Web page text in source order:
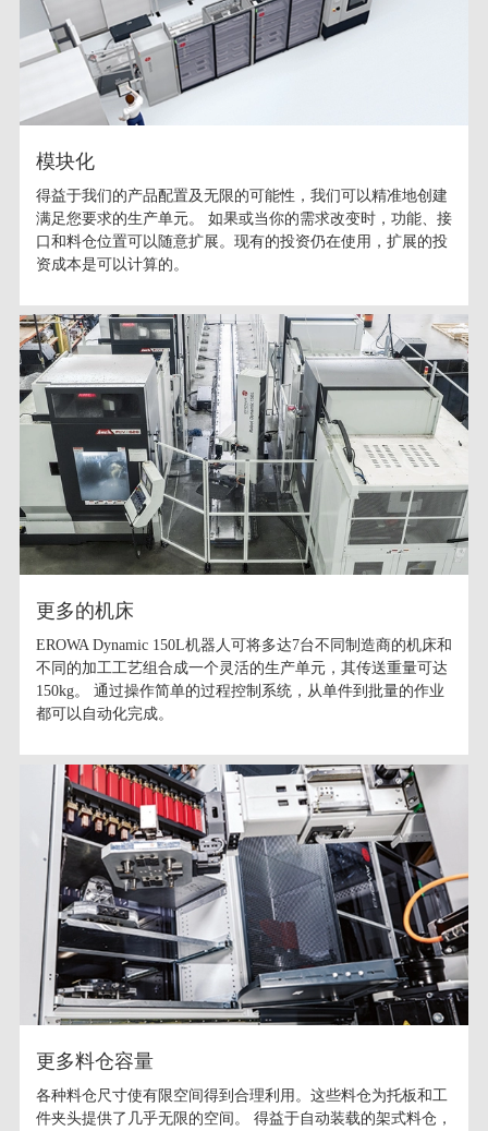
模块化
得益于我们的产品配置及无限的可能性，我们可以精准地创建
满足您要求的生产单元。 如果或当你的需求改变时，功能、接
口和料仓位置可以随意扩展。现有的投资仍在使用，扩展的投
资成本是可以计算的。
更多的机床
EROWA Dynamic 150L机器人可将多达7台不同制造商的机床和
不同的加工工艺组合成一个灵活的生产单元，其传送重量可达
150kg。 通过操作简单的过程控制系统，从单件到批量的作业
都可以自动化完成。
更多料仓容量
各种料仓尺寸使有限空间得到合理利用。这些料仓为托板和工
件夹头提供了几乎无限的空间。 得益于自动装载的架式料仓，